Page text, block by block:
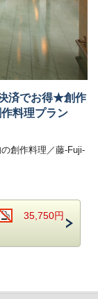
をご用意しており
。
輝く前菜、
用意しております。
済でお得★創作
料理プラン
創作料理／藤-Fuji-
550円お得！
こだわりの創作料
しみいただける
35,750円